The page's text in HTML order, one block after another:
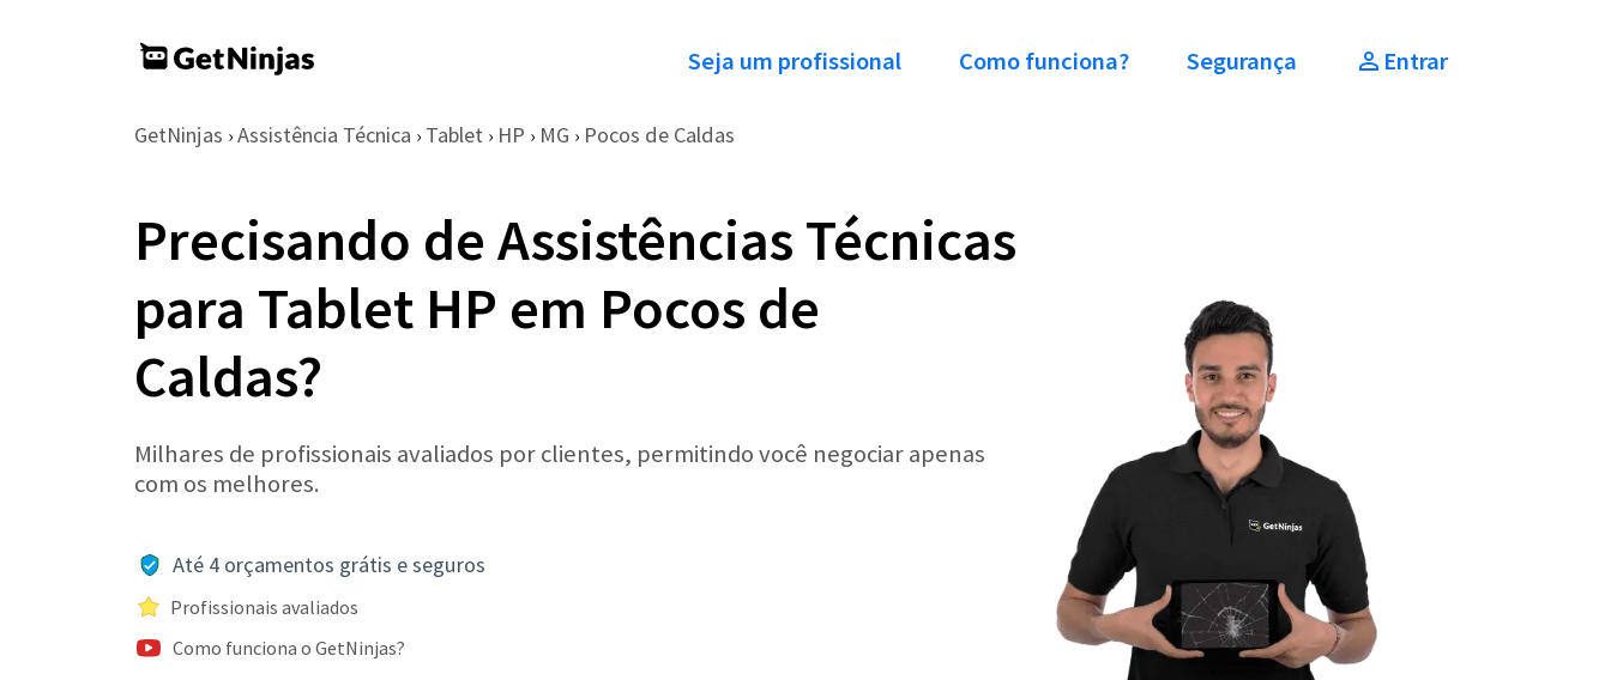
Seja um profissional Como funciona? Segurança Entrar
GetNinjas › Assistência Técnica › Tablet › HP › MG › Pocos de Caldas
Precisando de Assistências Técnicas
para Tablet HP em Pocos de
Caldas?
Milhares de profissionais avaliados por clientes, permitindo você negociar apenas
com os melhores.
Até 4 orçamentos grátis e seguros
Profissionais avaliados
Como funciona o GetNinjas?